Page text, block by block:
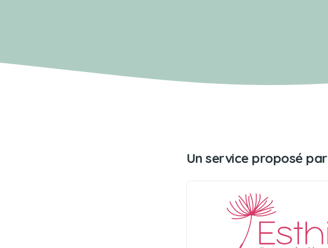
Un service proposé par